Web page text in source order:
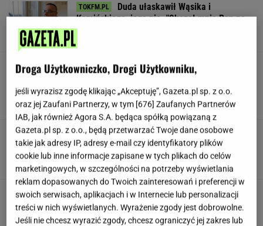
Duda ułaskawił Wąsika i
Kamińskiego, jego nie. "Skazał mnie Pan na
karę śmierci"
Znów przyczepili się do
Lewandowskiej. Aż trudno mi uwierzyć, o co
poszło
KINGA MOLENDA
Jamy karne, pobicia. Ukraina
ma problem z jednostką
SUBSKRYPCJA
Trump skomentował negocjacje ws.wojny w
Ukrainie. "Są już pewne postępy"
Droga Użytkowniczko, Drogi Użytkowniku,
jeśli wyrazisz zgodę klikając „Akceptuję”, Gazeta.pl sp. z o.o.
oraz jej Zaufani Partnerzy, w tym [676] Zaufanych Partnerów
IAB, jak również Agora S.A. będąca spółką powiązaną z
Gazeta.pl sp. z o.o., będą przetwarzać Twoje dane osobowe
takie jak adresy IP, adresy e-mail czy identyfikatory plików
cookie lub inne informacje zapisane w tych plikach do celów
marketingowych, w szczególności na potrzeby wyświetlania
reklam dopasowanych do Twoich zainteresowań i preferencji w
swoich serwisach, aplikacjach i w Internecie lub personalizacji
treści w nich wyświetlanych. Wyrażenie zgody jest dobrowolne.
Jeśli nie chcesz wyrazić zgody, chcesz ograniczyć jej zakres lub